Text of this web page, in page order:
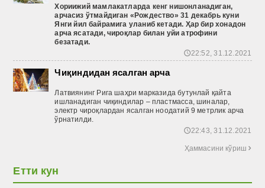
Хориижиймамлакатларда кенг нишонланадиган,
арчасиз ўтмайдиган «Рождество» 31 декабрькуни
Янги йил байрамига уланибкетади. Ҳар бир хонадон
арча ясатади, чироқлар билан уйи атрофини
безатади.
🕔22:52, 31.12.2021
Чиқиндидан ясалган арча
Латвиянинг Рига шаҳри марказида бутунлай қайта
ишланадиган чиқиндилар – пластмасса, шиналар,
электр чироқлардан ясалган ноодатий 9 метрлик арча
ўрнатилди.
🕔22:43, 31.12.2021
Ҳаммасини кўриш
Етти кун